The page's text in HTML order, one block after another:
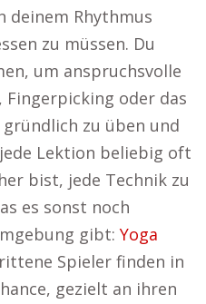
deinem Rhythmus
zu müssen. Du
um anspruchsvolle
Fingerpicking oder das
zu üben und
Lektion beliebig oft
bist, jede Technik zu
es sonst noch
gibt: Yoga
Spieler finden in
gezielt an ihren